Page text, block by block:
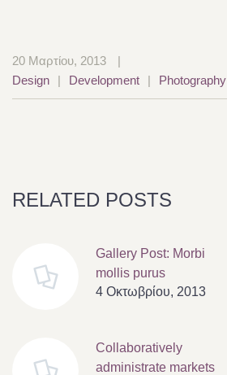
20 Μαρτίου, 2013
|
Design
| Development | Photography
RELATED POSTS
Gallery Post: Morbi
mollis purus
4 Οκτωβρίου, 2013
Collaboratively
administrate markets